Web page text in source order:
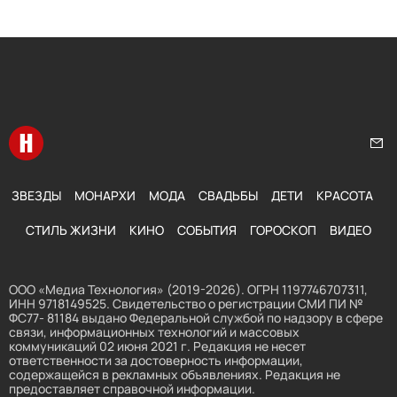
Перейти на главную
ЗВЕЗДЫ МОНАРХИ МОДА СВАДЬБЫ ДЕТИ КРАСОТА
СТИЛЬ ЖИЗНИ КИНО СОБЫТИЯ ГОРОСКОП ВИДЕО
ООО «Медиа Технология» (2019-2026). ОГРН 1197746707311,
ИНН 9718149525. Свидетельство о регистрации СМИ ПИ №
ФС77- 81184 выдано Федеральной службой по надзору в сфере
связи, информационных технологий и массовых
коммуникаций 02 июня 2021 г. Редакция не несет
ответственности за достоверность информации,
содержащейся в рекламных объявлениях. Редакция не
предоставляет справочной информации.